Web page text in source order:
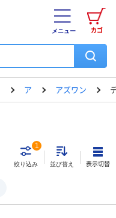
カゴ
メニュー
ア アズワン
絞り込み
1
並び替え 表示切替